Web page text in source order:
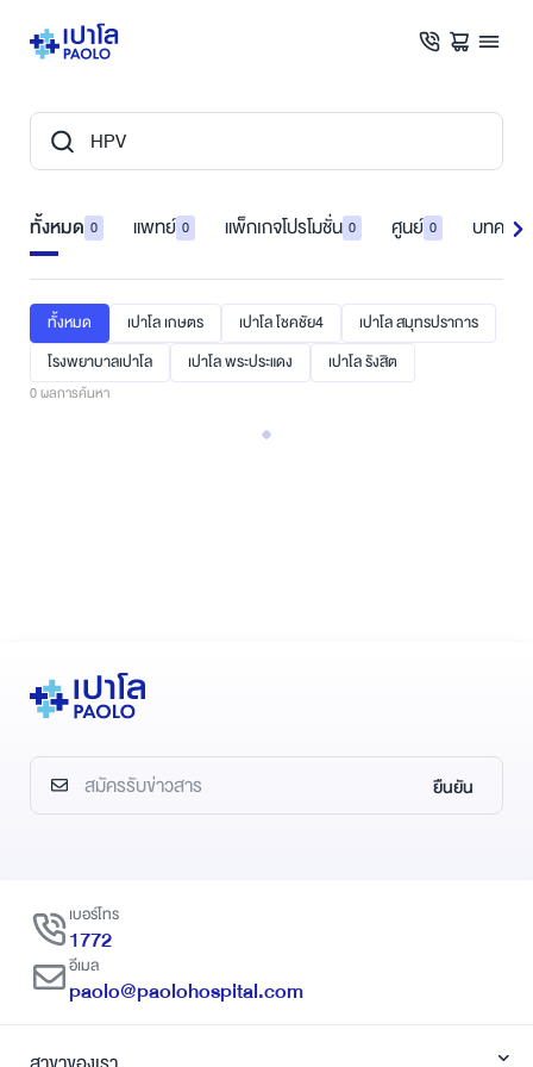
ทั้งหมด 0 แพทย์ 0 แพ็กเกจโปรโมชั่น 0 ศูนย์ 0 บทควา
ทั้งหมด เปาโล เกษตร เปาโล โชคชัย4
เปาโล สมุทรปราการ
โรงพยาบาลเปาโล
เปาโล พระประแดง เปาโล รังสิต
0ผลการค้นหา
ยืนยัน
เบอร์โทร
1772
อีเมล
paolo@paolohospital.com